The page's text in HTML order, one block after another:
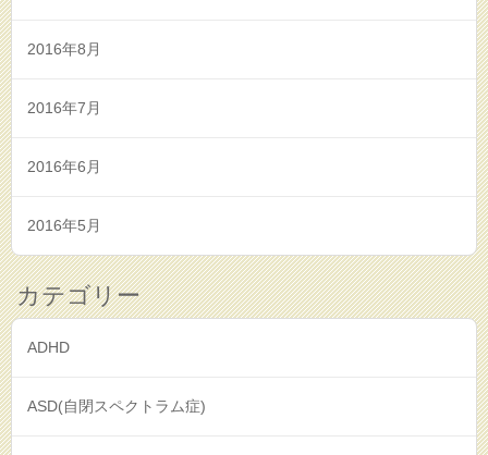
2016年8月
2016年7月
2016年6月
2016年5月
カテゴリー
ADHD
ASD(自閉スペクトラム症)